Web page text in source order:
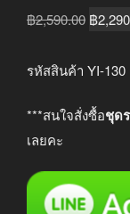
฿2,590.00 Original
was:
฿
รหัสสินค้า YI-130
***สนใจสั่งซื้อชุด
เลยคะ